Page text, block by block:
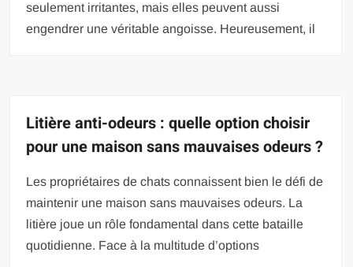
seulement irritantes, mais elles peuvent aussi
engendrer une véritable angoisse. Heureusement, il
Litière anti-odeurs : quelle option choisir
pour une maison sans mauvaises odeurs ?
Les propriétaires de chats connaissent bien le défi de
maintenir une maison sans mauvaises odeurs. La
litière joue un rôle fondamental dans cette bataille
quotidienne. Face à la multitude d’options